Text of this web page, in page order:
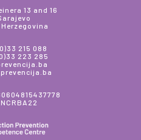
13 and 16
215 088
223 285